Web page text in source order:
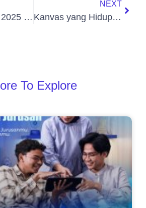
Campus Tour 2025 – Telkom University & Institut Seni Budaya Indonesia (ISBI) Bandung
NEXT
Kanvas yang Hidup – Fiction Fest School of Human dan Kekuatan Kostum sebagai Media Ekspresi dan Eksistensi
To Explore